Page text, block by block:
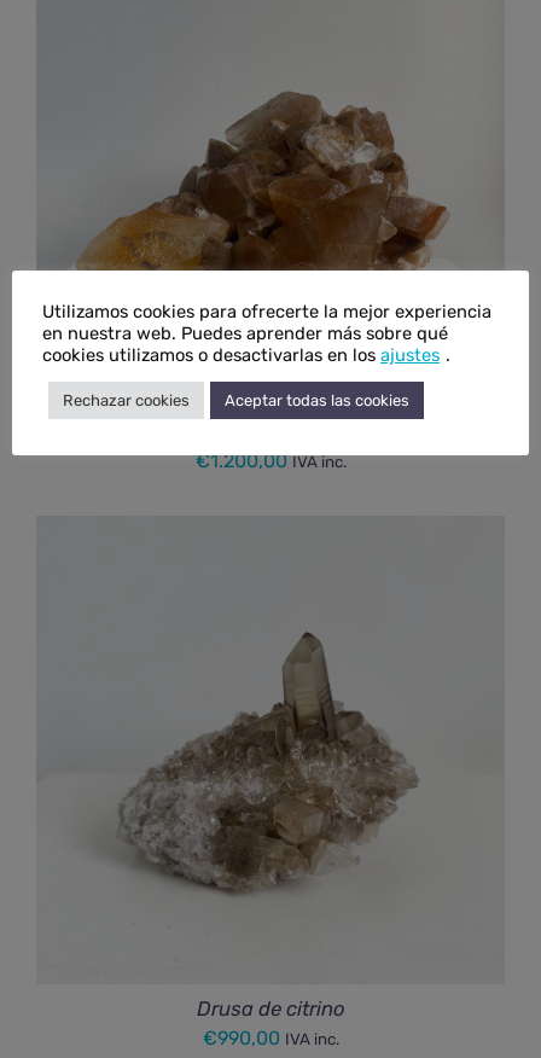
€1.200,00 IVA inc.
Drusa de citrino
€990,00 IVA inc.
Utilizamos cookies para ofrecerte la mejor experiencia
en nuestra web. Puedes aprender más sobre qué
cookies utilizamos o desactivarlas en los ajustes .
Rechazar cookies Aceptar todas las cookies